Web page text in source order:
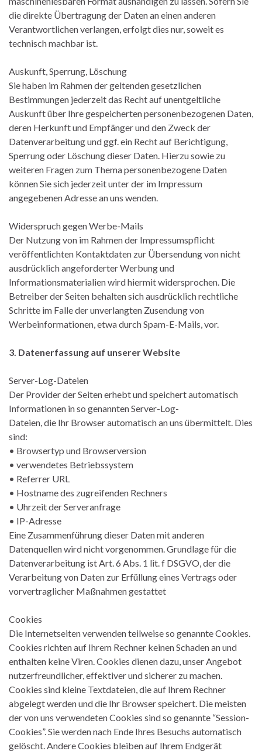
die direkte Übertragung der Daten an einen anderen
Verantwortlichen verlangen, erfolgt dies nur, soweit es
technisch machbar ist.
Auskunft, Sperrung, Löschung
Sie haben im Rahmen der geltenden gesetzlichen
Bestimmungen jederzeit das Recht auf unentgeltliche
Auskunft über Ihre gespeicherten personenbezogenen Daten,
deren Herkunft und Empfänger und den Zweck der
Datenverarbeitung und ggf. ein Recht auf Berichtigung,
Sperrung oder Löschung dieser Daten. Hierzu sowie zu
weiteren Fragen zum Thema personenbezogene Daten
können Sie sich jederzeit unter der im Impressum
angegebenen Adresse an uns wenden.
Widerspruch gegen Werbe-Mails
Der Nutzung von im Rahmen der Impressumspflicht
veröffentlichten Kontaktdaten zur Übersendung von nicht
ausdrücklich angeforderter Werbung und
Informationsmaterialien wird hiermit widersprochen. Die
Betreiber der Seiten behalten sich ausdrücklich rechtliche
Schritte im Falle der unverlangten Zusendung von
Werbeinformationen, etwa durch Spam-E-Mails, vor.
3. Datenerfassung auf unserer Website
Server-Log-Dateien
Der Provider der Seiten erhebt und speichert automatisch
Informationen in so genannten Server-Log-
Dateien, die Ihr Browser automatisch an uns übermittelt. Dies
sind:
• Browsertyp und Browserversion
• verwendetes Betriebssystem
• Referrer URL
• Hostname des zugreifenden Rechners
• Uhrzeit der Serveranfrage
• IP-Adresse
Eine Zusammenführung dieser Daten mit anderen
Datenquellen wird nicht vorgenommen. Grundlage für die
Datenverarbeitung ist Art. 6 Abs. 1 lit. f DSGVO, der die
Verarbeitung von Daten zur Erfüllung eines Vertrags oder
vorvertraglicher Maßnahmen gestattet
Cookies
Die Internetseiten verwenden teilweise so genannte Cookies.
Cookies richten auf Ihrem Rechner keinen Schaden an und
enthalten keine Viren. Cookies dienen dazu, unser Angebot
nutzerfreundlicher, effektiver und sicherer zu machen.
Cookies sind kleine Textdateien, die auf Ihrem Rechner
abgelegt werden und die Ihr Browser speichert. Die meisten
der von uns verwendeten Cookies sind so genannte “Session-
Cookies”. Sie werden nach Ende Ihres Besuchs automatisch
gelöscht. Andere Cookies bleiben auf Ihrem Endgerät